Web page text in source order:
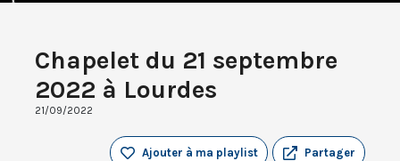
Chapelet du 21 septembre
2022 à Lourdes
21/09/2022
Partager
Ajouter à ma playlist